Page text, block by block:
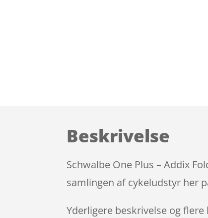
Beskrivelse
Schwalbe One Plus – Addix
samlingen af cykeludstyr her
Yderligere beskrivelse og flere